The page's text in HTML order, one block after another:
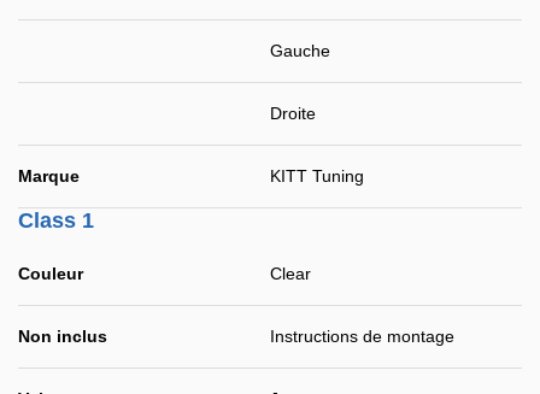
Gauche
Droite
Marque KITT Tuning
Class 1
Couleur Clear
Non inclus Instructions de montage